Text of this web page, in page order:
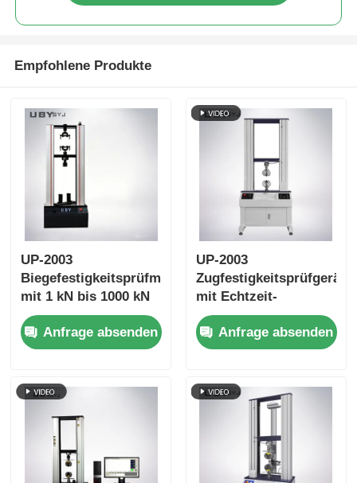
Empfohlene Produkte
UP-2003
Biegefestigkeitsprüfmaschine
mit 1 kN bis 1000 kN
Max-Prüfkraft, ±1,0%
Genauigkeit und 800
mm effektiver
Anfrage absenden
UP-2003
Zugfestigkeitsprüfgerät
mit Echtzeit-
Kurvenanzeige,
Datenspeicherfunktion
und ±0,5 %
Anfrage absenden